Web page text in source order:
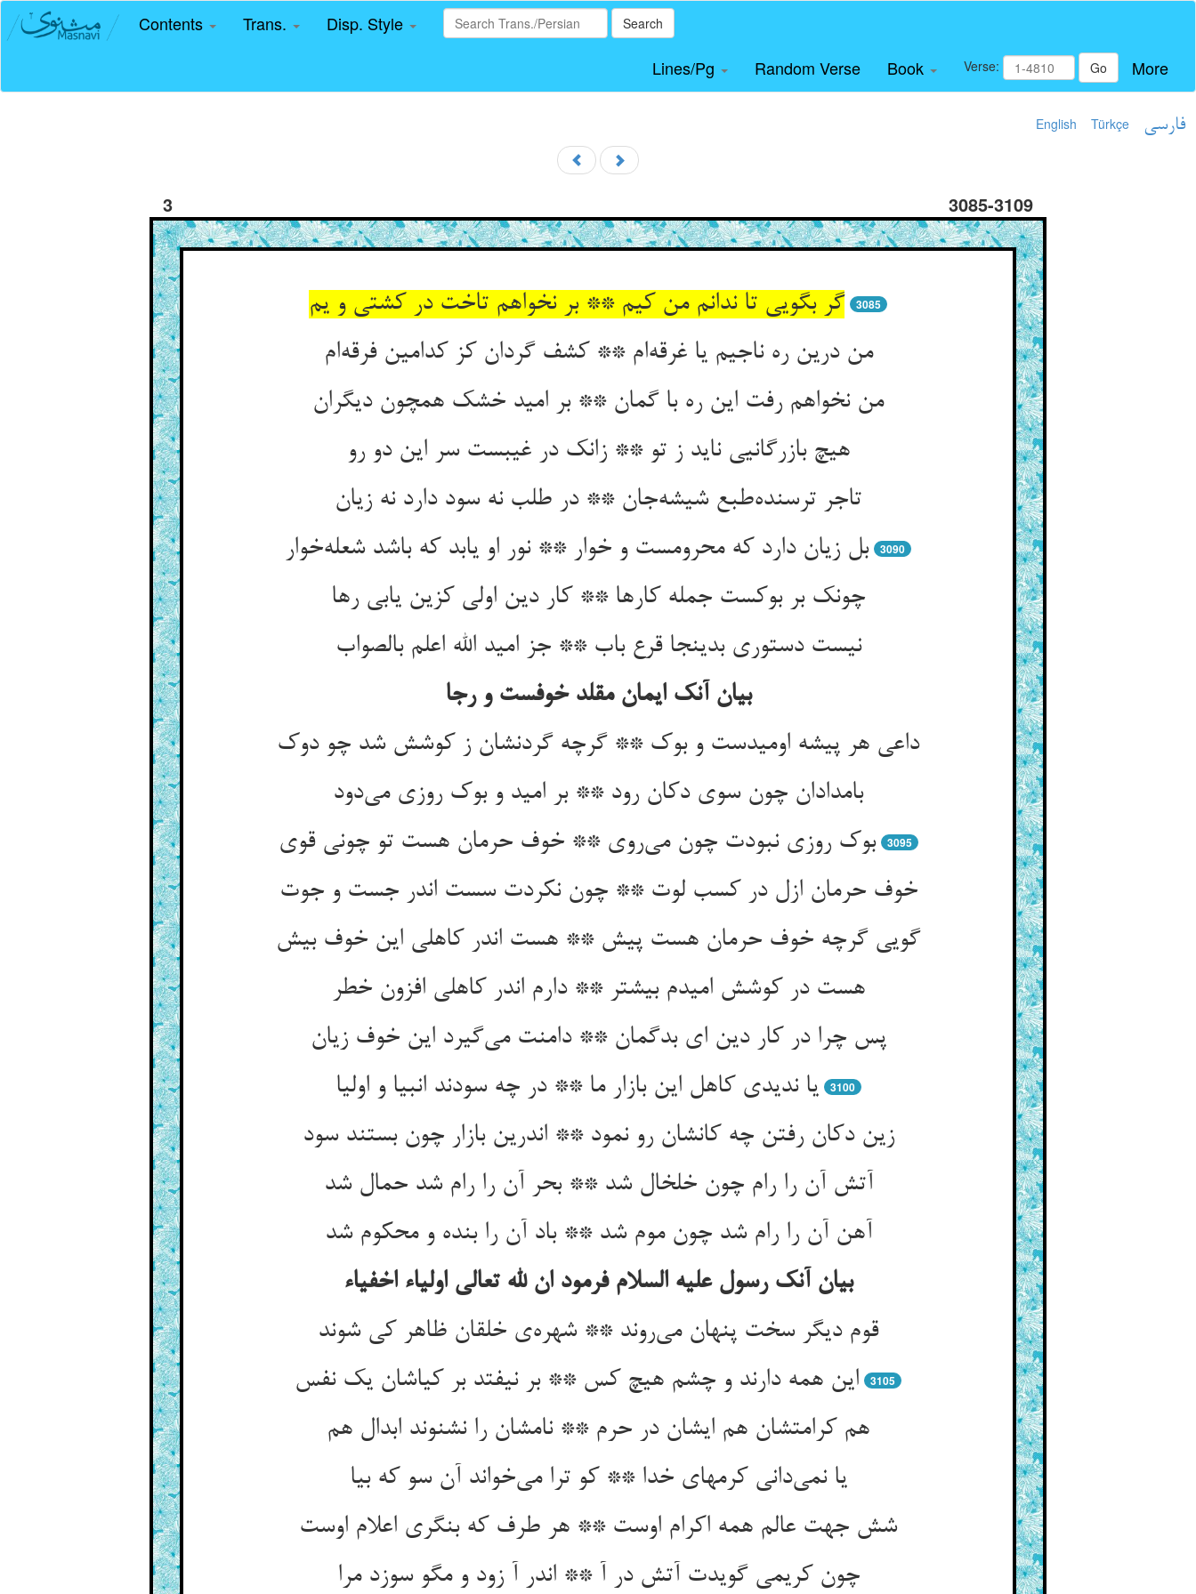
Contents Trans. Disp. Style Search
Lines/Pg Random Verse Book Verse: Go More
English Türkçe فارسی
3 3085-3109
گر بگویی تا ندانم من کیم ** بر نخواهم تاخت در کشتی و یم 3085
من درین ره ناجیم یا غرقه‌ام ** کشف گردان کز کدامین فرقه‌ام
من نخواهم رفت این ره با گمان ** بر امید خشک همچون دیگران
هیچ بازرگانیی ناید ز تو ** زانک در غیبست سر این دو رو
تاجر ترسنده‌طبع شیشه‌جان ** در طلب نه سود دارد نه زیان
بل زیان دارد که محرومست و خوار ** نور او یابد که باشد شعله‌خوار
3090
چونک بر بوکست جمله کارها ** کار دین اولی کزین یابی رها
نیست دستوری بدینجا قرع باب ** جز امید الله اعلم بالصواب
بیان آنک ایمان مقلد خوفست و رجا
داعی هر پیشه اومیدست و بوک ** گرچه گردنشان ز کوشش شد چو دوک
بامدادان چون سوی دکان رود ** بر امید و بوک روزی می‌دود
بوک روزی نبودت چون می‌روی ** خوف حرمان هست تو چونی قوی
3095
خوف حرمان ازل در کسب لوت ** چون نکردت سست اندر جست و جوت
گویی گرچه خوف حرمان هست پیش ** هست اندر کاهلی این خوف بیش
هست در کوشش امیدم بیشتر ** دارم اندر کاهلی افزون خطر
پس چرا در کار دین ای بدگمان ** دامنت می‌گیرد این خوف زیان
یا ندیدی کاهل این بازار ما ** در چه سودند انبیا و اولیا
3100
زین دکان رفتن چه کانشان رو نمود ** اندرین بازار چون بستند سود
آتش آن را رام چون خلخال شد ** بحر آن را رام شد حمال شد
آهن آن را رام شد چون موم شد ** باد آن را بنده و محکوم شد
بیان آنک رسول علیه السلام فرمود ان لله تعالی اولیاء اخفیاء
قوم دیگر سخت پنهان می‌روند ** شهره‌ی خلقان ظاهر کی شوند
این همه دارند و چشم هیچ کس ** بر نیفتد بر کیاشان یک نفس
3105
هم کرامتشان هم ایشان در حرم ** نامشان را نشنوند ابدال هم
یا نمی‌دانی کرمهای خدا ** کو ترا می‌خواند آن سو که بیا
شش جهت عالم همه اکرام اوست ** هر طرف که بنگری اعلام اوست
چون کریمی گویدت آتش در آ ** اندر آ زود و مگو سوزد مرا